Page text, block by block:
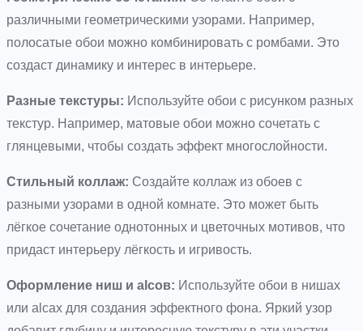
различными геометрическими узорами. Например,
полосатые обои можно комбинировать с ромбами. Это
создаст динамику и интерес в интерьере.
Разные текстуры: Используйте обои с рисунком разных
текстур. Например, матовые обои можно сочетать с
глянцевыми, чтобы создать эффект многослойности.
Стильный коллаж: Создайте коллаж из обоев с
разными узорами в одной комнате. Это может быть
лёгкое сочетание однотонных и цветочных мотивов, что
придаст интерьеру лёгкость и игривость.
Оформление ниш и alcов: Используйте обои в нишах
или alcах для создания эффектного фона. Яркий узор